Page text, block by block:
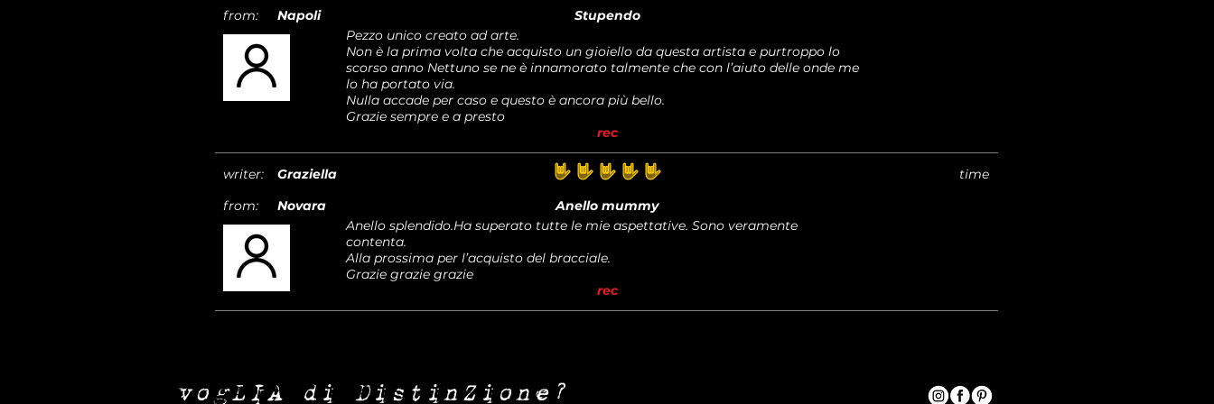
from:
Napoli
Stupendo
Pezzo unico creato ad arte.
Non è la prima volta che acquisto un gioiello da questa artista e purtroppo lo
scorso anno Nettuno se ne è innamorato talmente che con l’aiuto delle onde me
lo ha portato via.
Nulla accade per caso e questo è ancora più bello.
Grazie sempre e a presto
rec
Graziella
writer: la valutazione media è 5 su 5
time
from:
Novara
Anello mummy
Anello splendido.Ha superato tutte le mie aspettative. Sono veramente
contenta.
Alla prossima per l’acquisto del bracciale.
Grazie grazie grazie
rec
vogLIA di DistinZione?